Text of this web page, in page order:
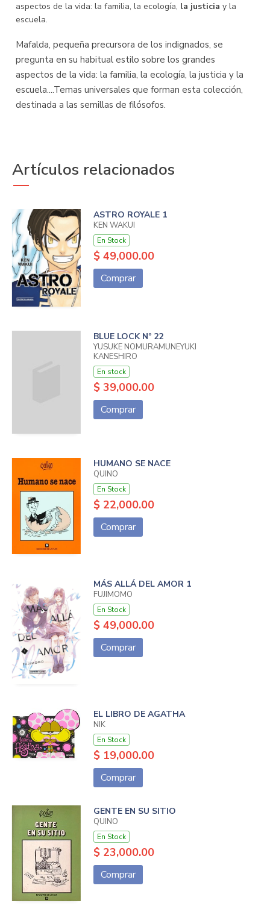
aspectos de la vida: la familia, la ecología, la justicia y la
escuela.
Mafalda, pequeña precursora de los indignados, se
pregunta en su habitual estilo sobre los grandes
aspectos de la vida: la familia, la ecología, la justicia y la
escuela....Temas universales que forman esta colección,
destinada a las semillas de filósofos.
Artículos relacionados
ASTRO ROYALE 1
KEN WAKUI
En Stock
$ 49,000.00
Comprar
BLUE LOCK Nº 22
YUSUKE NOMURAMUNEYUKI
KANESHIRO
En stock
$ 39,000.00
Comprar
HUMANO SE NACE
QUINO
En Stock
$ 22,000.00
Comprar
MÁS ALLÁ DEL AMOR 1
FUJIMOMO
En Stock
$ 49,000.00
Comprar
EL LIBRO DE AGATHA
NIK
En Stock
$ 19,000.00
Comprar
GENTE EN SU SITIO
QUINO
En Stock
$ 23,000.00
Comprar